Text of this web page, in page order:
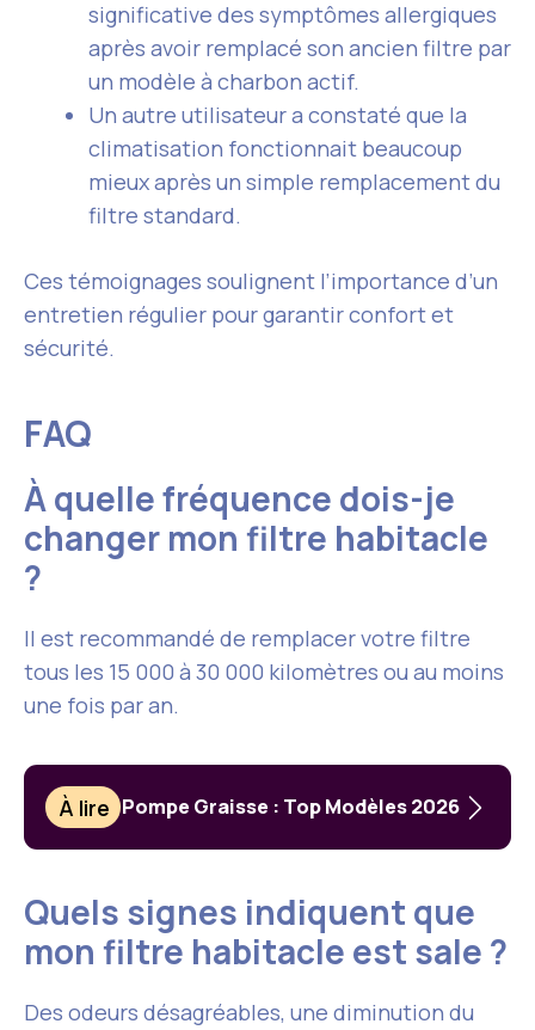
significative des symptômes allergiques
après avoir remplacé son ancien filtre par
un modèle à charbon actif.
Un autre utilisateur a constaté que la
climatisation fonctionnait beaucoup
mieux après un simple remplacement du
filtre standard.
Ces témoignages soulignent l’importance d’un
entretien régulier pour garantir confort et
sécurité.
FAQ
À quelle fréquence dois-je
changer mon filtre habitacle
?
Il est recommandé de remplacer votre filtre
tous les 15 000 à 30 000 kilomètres ou au moins
une fois par an.
À lire Pompe Graisse : Top Modèles 2026
Quels signes indiquent que
mon filtre habitacle est sale ?
Des odeurs désagréables, une diminution du